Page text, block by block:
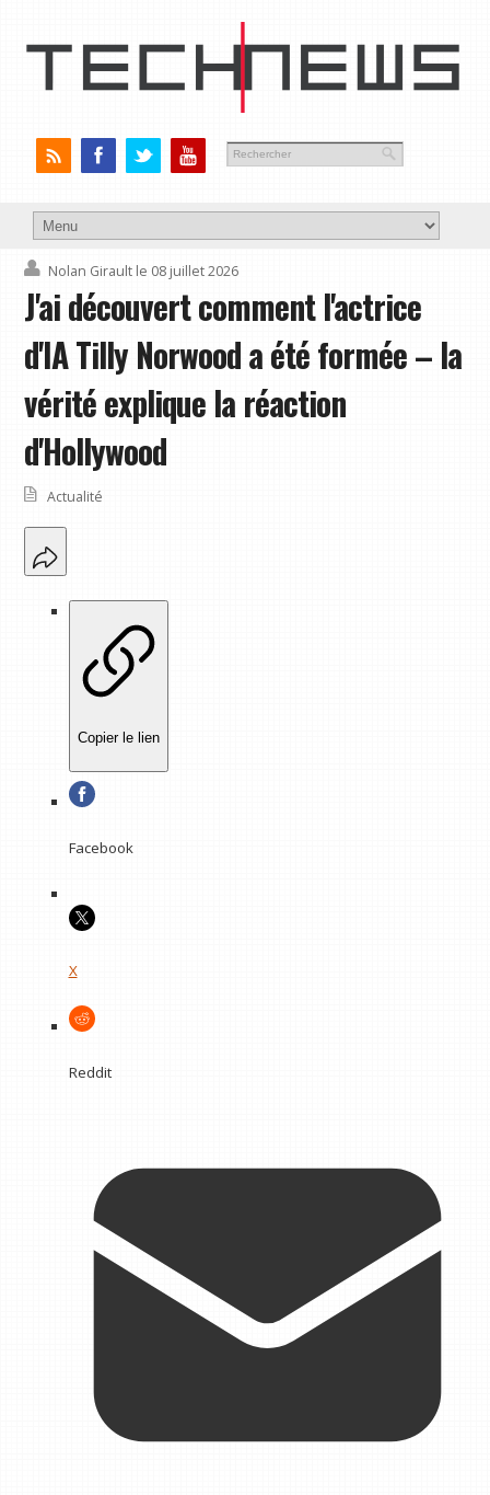
Nolan Girault le 08 juillet 2026
J'ai découvert comment l'actrice
d'IA Tilly Norwood a été formée – la
vérité explique la réaction
d'Hollywood
Actualité
Copier le lien
Facebook
X
Reddit